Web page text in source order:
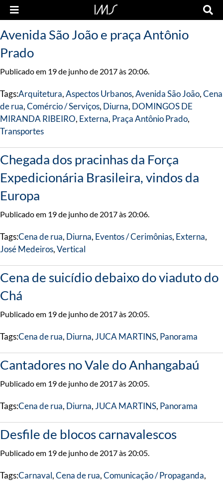
Avenida São João e praça Antônio
Prado
Publicado em 19 de junho de 2017 às 20:06.
Tags:Arquitetura,Aspectos Urbanos,Avenida São João,Cena
de rua,Comércio / Serviços, Diurna, DOMINGOS DE
MIRANDA RIBEIRO, Externa, Praça Antônio Prado,
Transportes
Chegada dos pracinhas da Força
Expedicionária Brasileira, vindos da
Europa
Publicado em 19 de junho de 2017 às 20:06.
Tags:Cena de rua, Diurna, Eventos / Cerimônias, Externa,
José Medeiros,Vertical
Cena de suicídio debaixo do viaduto do
Chá
Publicado em 19 de junho de 2017 às 20:05.
Tags:Cena de rua, Diurna, JUCA MARTINS, Panorama
Cantadores no Vale do Anhangabaú
Publicado em 19 de junho de 2017 às 20:05.
Tags:Cena de rua, Diurna, JUCA MARTINS, Panorama
Desfile de blocos carnavalescos
Publicado em 19 de junho de 2017 às 20:05.
Tags:Carnaval,Cena de rua,Comunicação / Propaganda,